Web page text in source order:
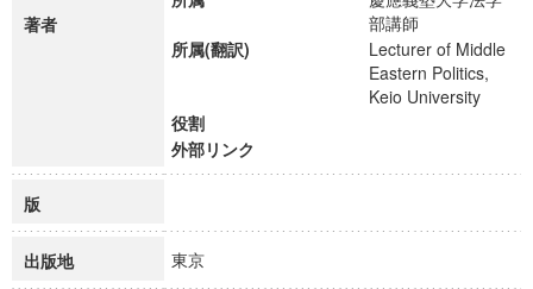
著者
部講師
所属(翻訳)
Lecturer of Middle
Eastern Politics,
Keio University
役割
外部リンク
版
出版地 東京